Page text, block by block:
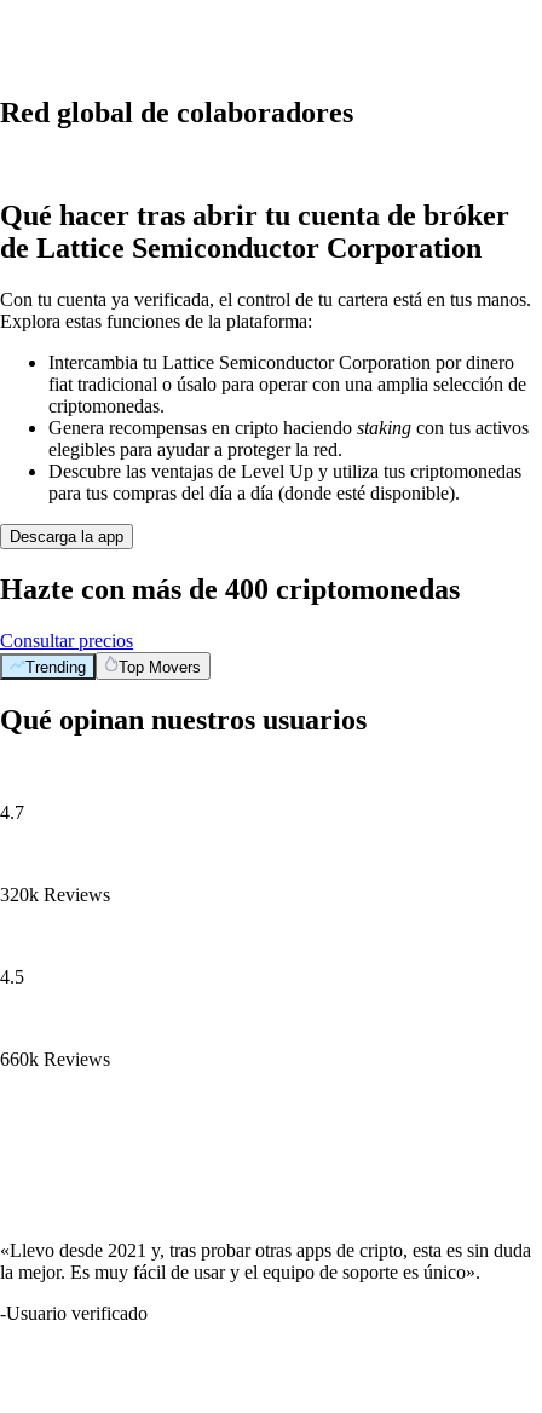
Red global de colaboradores
Qué hacer tras abrir tu cuenta de bróker
de Lattice Semiconductor Corporation
Con tu cuenta ya verificada, el control de tu cartera está en tus manos.
Explora estas funciones de la plataforma:
Intercambia tu Lattice Semiconductor Corporation por dinero
fiat tradicional o úsalo para operar con una amplia selección de
criptomonedas.
Genera recompensas en cripto haciendo staking con tus activos
elegibles para ayudar a proteger la red.
Descubre las ventajas de Level Up y utiliza tus criptomonedas
para tus compras del día a día (donde esté disponible).
Descarga la app
Hazte con más de 400 criptomonedas
Consultar precios
Trending Top Movers
Qué opinan nuestros usuarios
4.7
320k Reviews
4.5
660k Reviews
«Llevo desde 2021 y, tras probar otras apps de cripto, esta es sin duda
la mejor. Es muy fácil de usar y el equipo de soporte es único».
-Usuario verificado